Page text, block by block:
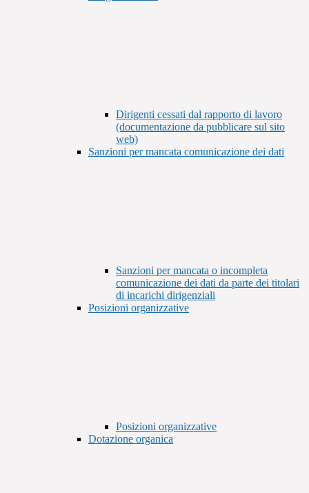
Dirigenti cessati dal rapporto di lavoro
(documentazione da pubblicare sul sito
web)
Sanzioni per mancata comunicazione dei dati
Sanzioni per mancata o incompleta
comunicazione dei dati da parte dei titolari
di incarichi dirigenziali
Posizioni organizzative
Posizioni organizzative
Dotazione organica